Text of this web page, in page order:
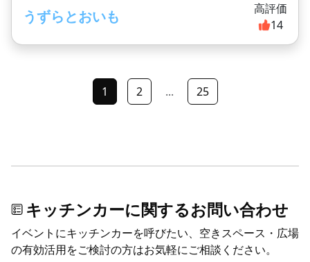
うずらとおいも
高評価
14
1 2 ... 25
キッチンカーに関するお問い合わせ
イベントにキッチンカーを呼びたい、空きスペース・広場
の有効活用をご検討の方はお気軽にご相談ください。